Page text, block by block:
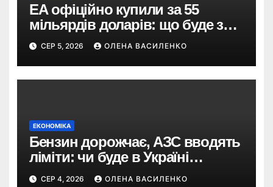
EA офіційно купили за 55
мільярдів доларів: що буде з
EA Sports FC, Battlefield і The
Sims
СЕР 5, 2026 ОЛЕНА ВАСИЛЕНКО
ЕКОНОМІКА
Бензин дорожчає, АЗС вводять
ліміти: чи буде в Україні
дефіцит пального
СЕР 4, 2026 ОЛЕНА ВАСИЛЕНКО